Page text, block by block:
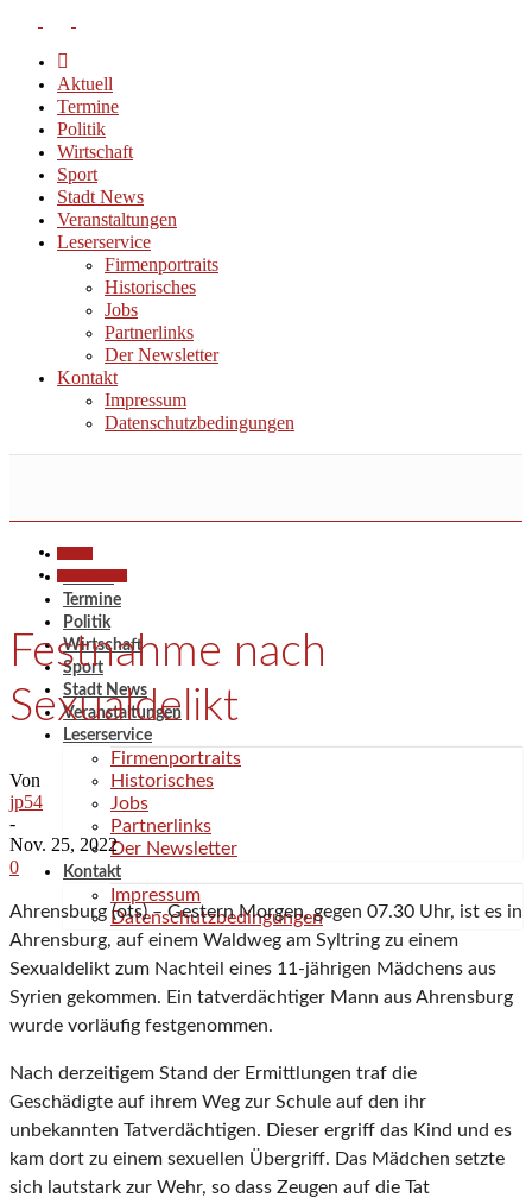
Aktuell
Termine
Politik
Wirtschaft
Sport
Stadt News
Veranstaltungen
Leserservice
Firmenportraits
Historisches
Jobs
Partnerlinks
Der Newsletter
Kontakt
Impressum
Datenschutzbedingungen
Termine
Politik
Wirtschaft
Sport
Stadt News
Veranstaltungen
Leserservice
Firmenportraits
Historisches
Jobs
Partnerlinks
Der Newsletter
Kontakt
Impressum
Datenschutzbedingungen
Festnahme nach
Sexualdelikt
Von
jp54
-
Nov. 25, 2022
0
Ahrensburg (ots) – Gestern Morgen, gegen 07.30 Uhr, ist es in
Ahrensburg, auf einem Waldweg am Syltring zu einem
Sexualdelikt zum Nachteil eines 11-jährigen Mädchens aus
Syrien gekommen. Ein tatverdächtiger Mann aus Ahrensburg
wurde vorläufig festgenommen.
Nach derzeitigem Stand der Ermittlungen traf die
Geschädigte auf ihrem Weg zur Schule auf den ihr
unbekannten Tatverdächtigen. Dieser ergriff das Kind und es
kam dort zu einem sexuellen Übergriff. Das Mädchen setzte
sich lautstark zur Wehr, so dass Zeugen auf die Tat